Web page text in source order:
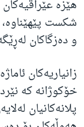
هێزە
شکست
و دەزگاکان
زانیاریەکان
خۆکوژانە کە
پلانەکانیان